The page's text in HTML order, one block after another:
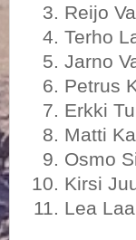
Reijo
Terho
Jarno
Petrus
Erkki
Matti
Osmo
Kirsi
Lea